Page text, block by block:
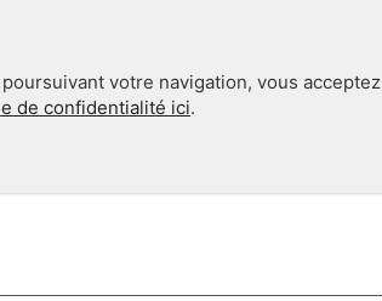
votre navigation, vous acceptez
de confidentialité ici.